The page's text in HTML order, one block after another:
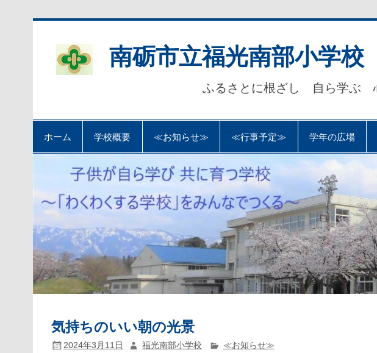
南砺市立福光南部小学校
ふるさとに根ざし 自ら学ぶ
ホーム 学校概要 ≪お知らせ≫ ≪行事予定≫ 学年の広場
気持ちのいい朝の光景
2024年3月11日 福光南部小学校 ≪お知らせ≫